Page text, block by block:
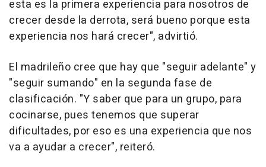
esta es la primera experiencia para nosotros de
crecer desde la derrota, será bueno porque esta
experiencia nos hará crecer", advirtió.
El madrileño cree que hay que "seguir adelante" y
"seguir sumando" en la segunda fase de
clasificación. "Y saber que para un grupo, para
cocinarse, pues tenemos que superar
dificultades, por eso es una experiencia que nos
va a ayudar a crecer", reiteró.